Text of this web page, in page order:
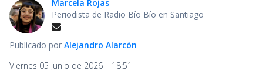
Marcela Rojas
Periodista de Radio Bío Bío en Santiago
Publicado por Alejandro Alarcón
Viernes 05 junio de 2026 | 18:51